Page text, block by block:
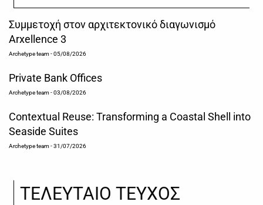
Συμμετοχή στον αρχιτεκτονικό διαγωνισμό
Arxellence 3
Archetype team- 05/08/2026
Private Bank Offices
Archetype team- 03/08/2026
Contextual Reuse: Transforming a Coastal Shell into
Seaside Suites
Archetype team- 31/07/2026
ΤΕΛΕΥΤΑΙΟ ΤΕΥΧΟΣ